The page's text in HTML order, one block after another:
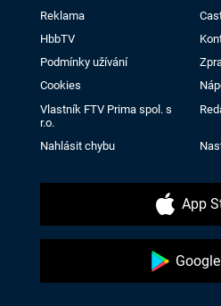
Reklama
HbbTV
Podmínky užívání
Cookies
Vlastník FTV Prima spol. s
r.o.
Nahlásit chybu
App